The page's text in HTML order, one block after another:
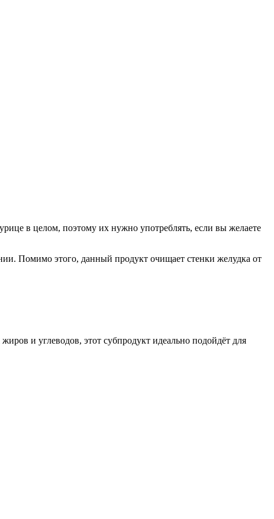
в целом, поэтому их нужно употреблять, если вы желаете
Помимо этого, данный продукт очищает стенки желудка от
и углеводов, этот субпродукт идеально подойдёт для